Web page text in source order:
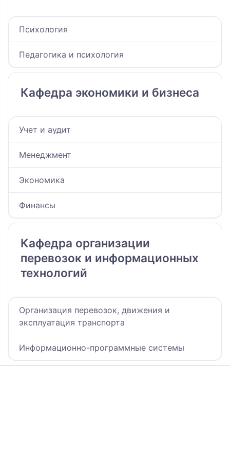
Психология
Педагогика и психология
Кафедра экономики и бизнеса
Учет и аудит
Менеджмент
Экономика
Финансы
Кафедра организации
перевозок и информационных
технологий
Организация перевозок, движения и
эксплуатация транспорта
Информационно-программные системы